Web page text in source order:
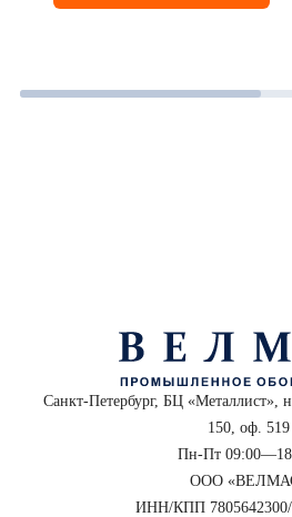
Санкт-Петербург, БЦ «Металлист»,
150, оф. 519
Пн-Пт
ООО
ИНН/КПП 7805642300/